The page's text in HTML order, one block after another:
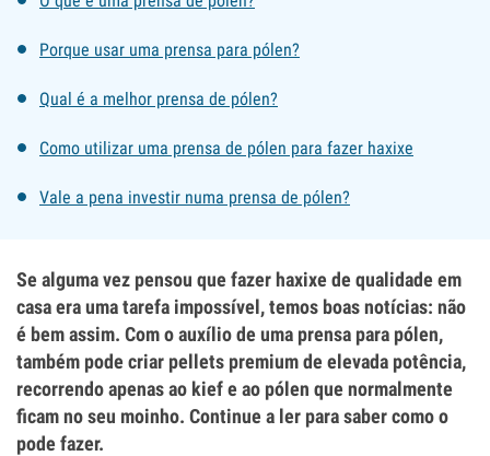
Porque usar uma prensa para pólen?
Qual é a melhor prensa de pólen?
Como utilizar uma prensa de pólen para fazer haxixe
Vale a pena investir numa prensa de pólen?
Se alguma vez pensou que fazer haxixe de qualidade em
casa era uma tarefa impossível, temos boas notícias: não
é bem assim. Com o auxílio de uma prensa para pólen,
também pode criar pellets premium de elevada potência,
recorrendo apenas ao kief e ao pólen que normalmente
ficam no seu moinho. Continue a ler para saber como o
pode fazer.